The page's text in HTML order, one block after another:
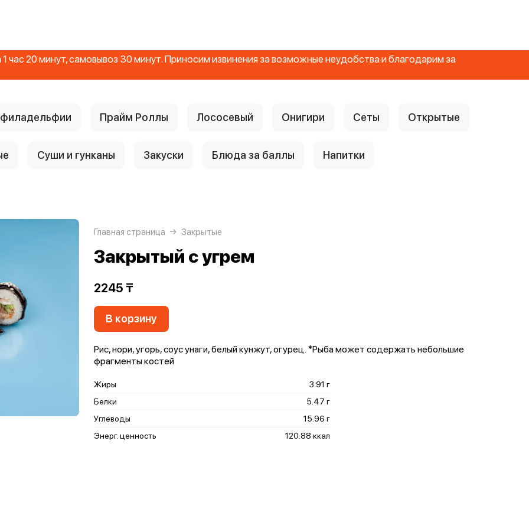
час 20 минут, самовывоз 30 минут. Приносим извинения за возможные неудобства и благодарим за
Прайм Роллы Лососевый Онигири Сеты Открытые
Суши и гунканы Закуски Блюда за баллы Напитки
Главная страница Закрытые
Закрытый с угрем
2245 ₸
В корзину
Рис, нори, угорь, соус унаги, белый кунжут, огурец. *Рыба может содержать небольшие
фрагменты костей
Жиры
3.91 г
Белки
5.47 г
Углеводы
15.96 г
Энерг. ценность
120.88 ккал